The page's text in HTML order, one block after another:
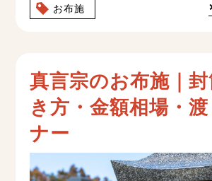
ですが、表書きや金額の記入
お布施
真言宗のお布施｜
き方・金額相場・
ナー